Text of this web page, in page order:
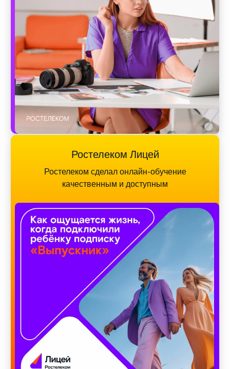
Ростелеком Лицей
Ростелеком сделал онлайн-обучение
качественным и доступным